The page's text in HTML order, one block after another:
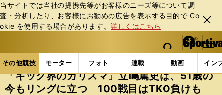
当サイトでは当社の提携先等がお客様のニーズ等について調
査・分析したり、お客様にお勧めの広告を表⽰する⽬的で Co
okie を使⽤する場合があります。詳しくはこちら
閉じ
る
web Sportiva (webスポルティーバ)
検索
マイペ
ー
ジ
メニュ
その他競技 モーター フォト 連載 動画 イン
ス
ポ
ル
その他競技の記事一覧 格闘技 その他 「キック
「キック界のカリスマ」立嶋篤史は、51歳の
今もリングに立つ 100戦目はTKO負けも